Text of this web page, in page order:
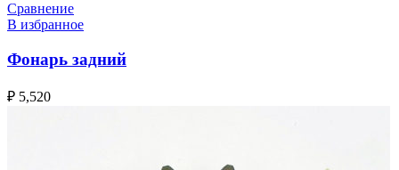
Сравнение
В избранное
Фонарь задний
₽ 5,520